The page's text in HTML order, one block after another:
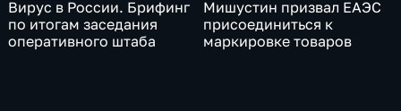
Вирус в России. Брифинг
по итогам заседания
оперативного штаба
Мишустин призвал ЕАЭС
присоединиться к
маркировке товаров